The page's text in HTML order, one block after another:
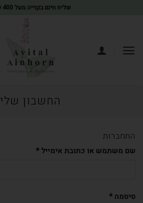
שליח חינם בקנייה מעל 400 ש"ח
החשבון שלי
התחברות
שם משתמש או כתובת אימייל *
סיסמה *